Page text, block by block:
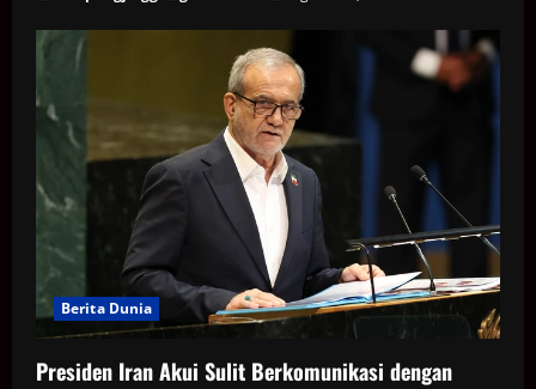
Berita Dunia
Presiden Iran Akui Sulit Berkomunikasi dengan